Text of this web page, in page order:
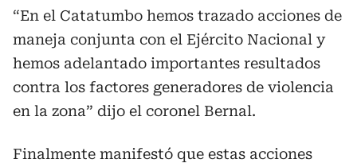
“En el Catatumbo hemos trazado acciones de
maneja conjunta con el Ejército Nacional y
hemos adelantado importantes resultados
contra los factores generadores de violencia
en la zona” dijo el coronel Bernal.
Finalmente manifestó que estas acciones